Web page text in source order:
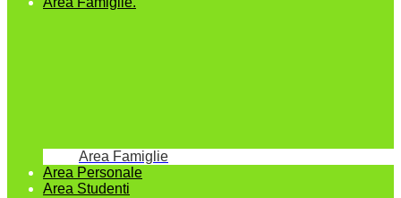
Area Famiglie
Area Personale
Area Studenti